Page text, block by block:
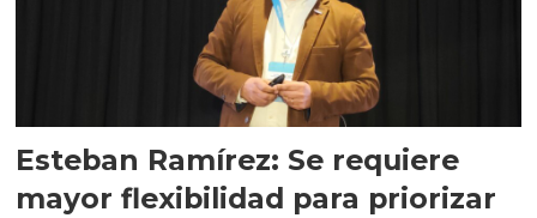
Esteban Ramírez: Se requiere
mayor flexibilidad para priorizar